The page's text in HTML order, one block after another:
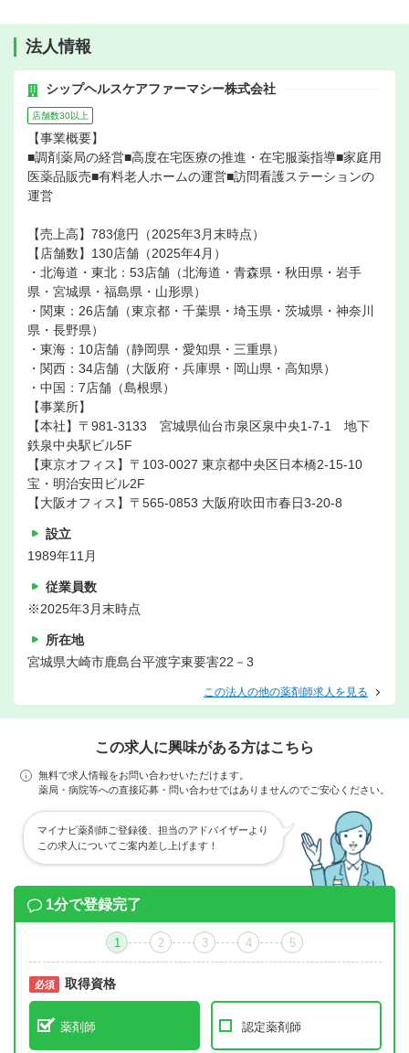
法人情報
シップヘルスケアファーマシー株式会社
店舗数30以上
【事業概要】
■調剤薬局の経営■高度在宅医療の推進・在宅服薬指導■家庭用
医薬品販売■有料老人ホームの運営■訪問看護ステーションの
運営
【売上高】783億円（2025年3月末時点）
【店舗数】130店舗（2025年4月）
・北海道・東北：53店舗（北海道・青森県・秋田県・岩手
県・宮城県・福島県・山形県）
・関東：26店舗（東京都・千葉県・埼玉県・茨城県・神奈川
県・長野県）
・東海：10店舗（静岡県・愛知県・三重県）
・関西：34店舗（大阪府・兵庫県・岡山県・高知県）
・中国：7店舗（島根県）
【事業所】
【本社】〒981-3133 宮城県仙台市泉区泉中央1-7-1 地下
鉄泉中央駅ビル5F
【東京オフィス】〒103-0027 東京都中央区日本橋2-15-10
宝・明治安田ビル2F
【大阪オフィス】〒565-0853 大阪府吹田市春日3-20-8
設立
1989年11月
従業員数
※2025年3月末時点
所在地
宮城県大崎市鹿島台平渡字東要害22－3
この法人の他の薬剤師求人を見る
この求人に興味がある方はこちら
無料で求人情報をお問い合わせいただけます。
薬局・病院等への直接応募・問い合わせではありませんのでご安心ください。
マイナビ薬剤師ご登録後、担当のアドバイザーより
この求人についてご案内差し上げます！
1分で登録完了
1 2 3 4 5
必須 取得資格
薬剤師 認定薬剤師